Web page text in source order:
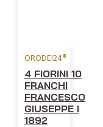
ORODEI24®
4 FIORINI 10
FRANCHI
FRANCESCO
GIUSEPPE I
1892